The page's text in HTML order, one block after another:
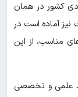
کشور در همان
آماده است در
مناسب، از این
علمی و تخصصی